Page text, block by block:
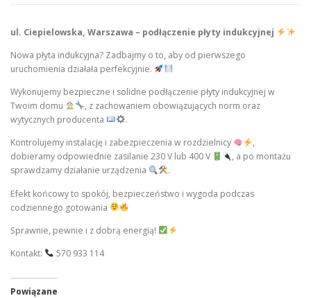
ul. Ciepielowska, Warszawa – podłączenie płyty indukcyjnej
Nowa płyta indukcyjna? Zadbajmy o to, aby od pierwszego
uruchomienia działała perfekcyjnie.
Wykonujemy bezpieczne i solidne podłączenie płyty indukcyjnej w
Twoim domu
, z zachowaniem obowiązujących norm oraz
wytycznych producenta
.
Kontrolujemy instalację i zabezpieczenia w rozdzielnicy
,
dobieramy odpowiednie zasilanie 230 V lub 400 V
, a po montażu
sprawdzamy działanie urządzenia
.
Efekt końcowy to spokój, bezpieczeństwo i wygoda podczas
codziennego gotowania
Sprawnie, pewnie i z dobrą energią!
Kontakt:
570 933 114
Powiązane